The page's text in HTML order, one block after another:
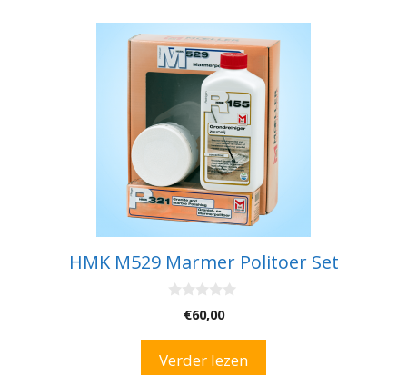
HMK M529 Marmer Politoer Set
5
€60,00
Verder lezen